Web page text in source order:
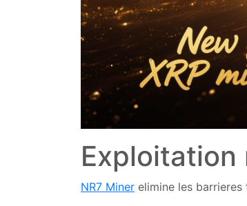
NR7 Miner elimine les barrieres